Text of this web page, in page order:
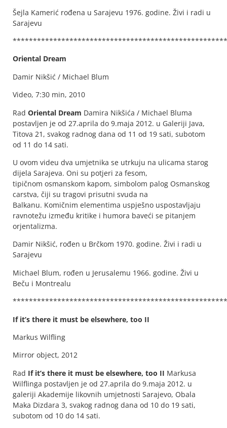
Šejla Kamerić rođena u Sarajevu 1976. godine. Živi i radi u
Sarajevu
Oriental Dream
Damir Nikšić / Michael Blum
Video, 7:30 min, 2010
Rad Oriental Dream Damira Nikšića / Michael Bluma
postavljen je od 27.aprila do 9.maja 2012. u Galeriji Java,
Titova 21, svakog radnog dana od 11 od 19 sati, subotom
od 11 do 14 sati.
U ovom videu dva umjetnika se utrkuju na ulicama starog
dijela Sarajeva. Oni su potjeri za fesom,
tipičnom osmanskom kapom, simbolom palog Osmanskog
carstva, čiji su tragovi prisutni svuda na
Balkanu. Komičnim elementima uspješno uspostavljaju
ravnotežu između kritike i humora baveći se pitanjem
orjentalizma.
Damir Nikšić, rođen u Brčkom 1970. godine. Živi i radi u
Sarajevu
Michael Blum, rođen u Jerusalemu 1966. godine. Živi u
Beču i Montrealu
If it’s there it must be elsewhere, too II
Markus Wilfling
Mirror object, 2012
Rad If it’s there it must be elsewhere, too II Markusa
Wilflinga postavljen je od 27.aprila do 9.maja 2012. u
galeriji Akademije likovnih umjetnosti Sarajevo, Obala
Maka Dizdara 3, svakog radnog dana od 10 do 19 sati,
subotom od 10 do 14 sati.